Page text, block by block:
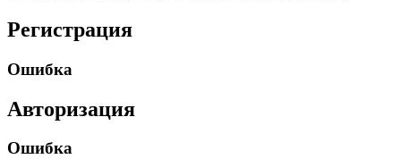
Регистрация
Ошибка
Авторизация
Ошибка